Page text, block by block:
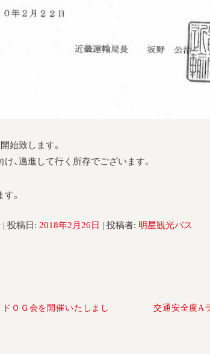
始致します。
、邁進して行く所存でございます。
。
| 投稿日: 2018年2月26日 | 投稿者: 明星観光バス
ドＯＧ会を開催いたしまし
交通安全度A